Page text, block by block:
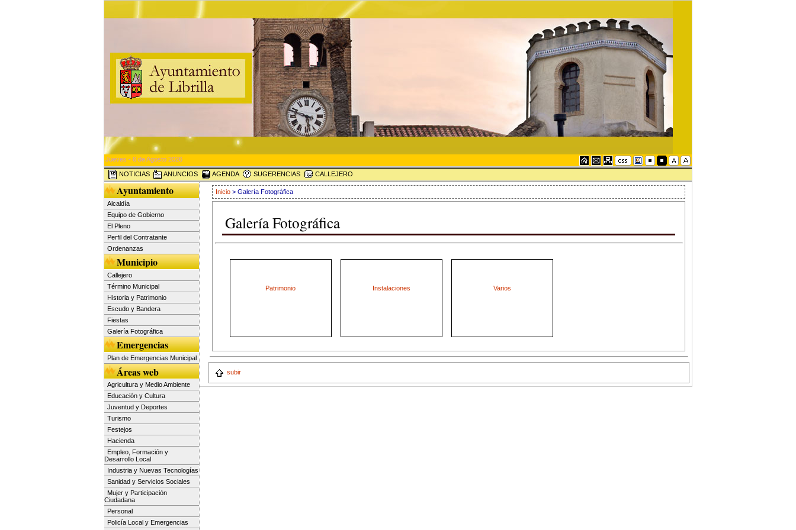
Jueves - 6 de Agosto 2026
NOTICIAS ANUNCIOS AGENDA SUGERENCIAS CALLEJERO
Ayuntamiento
Alcaldía
Equipo de Gobierno
El Pleno
Perfil del Contratante
Ordenanzas
Municipio
Callejero
Término Municipal
Historia y Patrimonio
Escudo y Bandera
Fiestas
Galería Fotográfica
Emergencias
Plan de Emergencias Municipal
Áreas web
Agricultura y Medio Ambiente
Educación y Cultura
Juventud y Deportes
Turismo
Festejos
Hacienda
Empleo, Formación y
Desarrollo Local
Industria y Nuevas Tecnologías
Sanidad y Servicios Sociales
Mujer y Participación
Ciudadana
Personal
Policía Local y Emergencias
Inicio > Galería Fotográfica
Galería Fotográfica
Patrimonio Instalaciones Varios
subir